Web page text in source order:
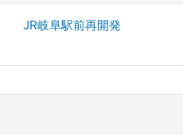
JR岐阜駅前再開発